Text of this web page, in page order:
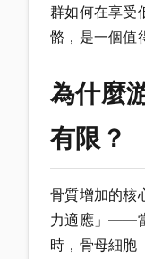
群如何在享受
骼，是一個值
為什麼
有限？
骨質增加的核
力適應」——
時，骨母細胞